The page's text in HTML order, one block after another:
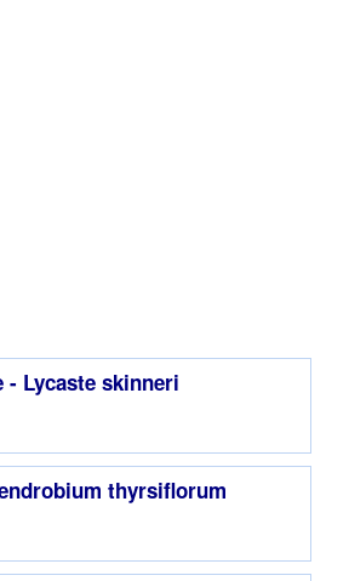
- Lycaste skinneri
thyrsiflorum